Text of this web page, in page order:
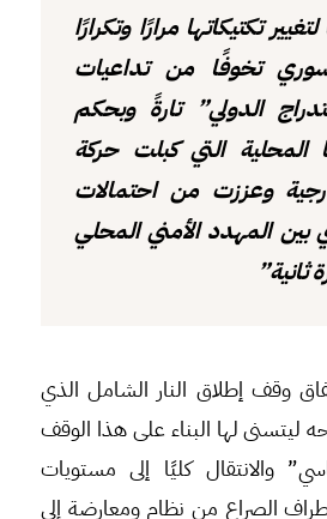
تكتيكاتها مرارًا وتكرارًا
تخوفًا من تداعيات
الدولي” تارةً وبحكم
المحلية التي كبلت حركة
وعززت من احتمالات
بين المهدد الأمني المحلي
ثانية”
وقف إطلاق النار الشامل الذي
ليتسنى لها البناء على هذا الوقف
والانتقال كليًا إلى مستويات
الصراع من نظام ومعارضة إلى